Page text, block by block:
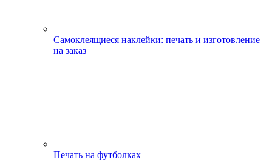
Самоклеящиеся наклейки: печать и изготовление
на заказ
Печать на футболках